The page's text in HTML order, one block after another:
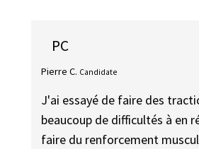
PC
Pierre C. Candidate
J'ai essayé de faire des
beaucoup de difficultés à en
faire du renforcement